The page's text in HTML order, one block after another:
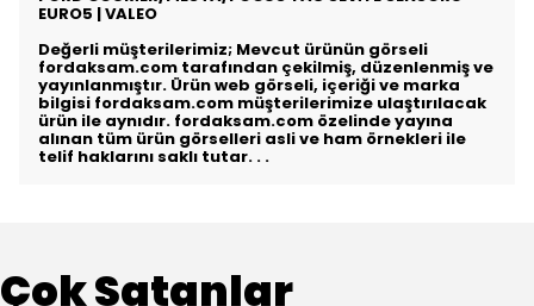
EURO5 | VALEO
Değerli müşterilerimiz; Mevcut ürünün görseli
fordaksam.com tarafından çekilmiş, düzenlenmiş ve
yayınlanmıştır. Ürün web görseli, içeriği ve marka
bilgisi fordaksam.com müşterilerimize ulaştırılacak
ürün ile aynıdır. fordaksam.com özelinde yayına
alınan tüm ürün görselleri asli ve ham örnekleri ile
telif haklarını saklı tutar. . .
Çok Satanlar